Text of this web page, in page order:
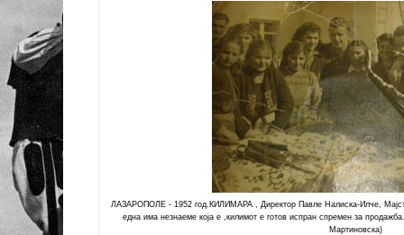
ЛАЗАРОПОЛЕ - 1952 год.КИЛИМАРА , Директор Павле Налиска-Илче,
една има незнаеме која е ,килимот е готов испран спремен за
Мартиновска)